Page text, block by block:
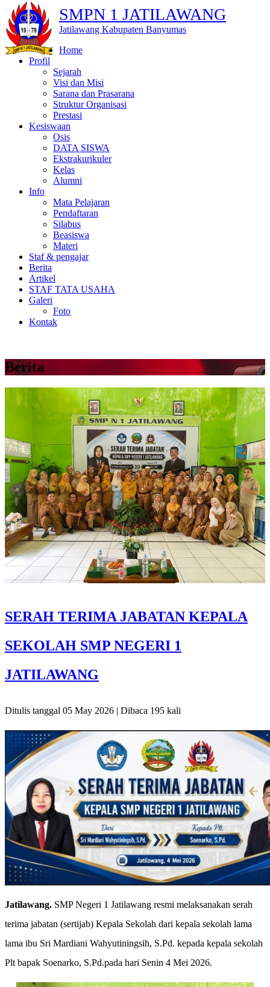
SMPN 1 JATILAWANG
Jatilawang Kabupaten Banyumas
Home
Profil
Sejarah
Visi dan Misi
Sarana dan Prasarana
Struktur Organisasi
Prestasi
Kesiswaan
Osis
DATA SISWA
Ekstrakurikuler
Kelas
Alumni
Info
Mata Pelajaran
Pendaftaran
Silabus
Beasiswa
Materi
Staf & pengajar
Berita
Artikel
STAF TATA USAHA
Galeri
Foto
Kontak
Berita
SERAH TERIMA JABATAN KEPALA
SEKOLAH SMP NEGERI 1
JATILAWANG
Ditulis tanggal 05 May 2026 | Dibaca 195 kali
Jatilawang. SMP Negeri 1 Jatilawang resmi melaksanakan serah
terima jabatan (sertijab) Kepala Sekolah dari kepala sekolah lama
lama ibu Sri Mardiani Wahyutiningsih, S.Pd. kepada kepala sekolah
Plt bapak Soenarko, S.Pd.pada hari Senin 4 Mei 2026.